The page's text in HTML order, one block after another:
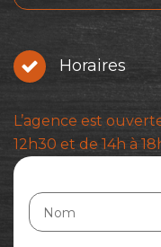
Horaires
L’agence est
12h30 et de 14h à